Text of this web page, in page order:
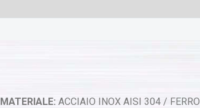
MATERIALE: ACCIAIO INOX AISI 304 / FERRO